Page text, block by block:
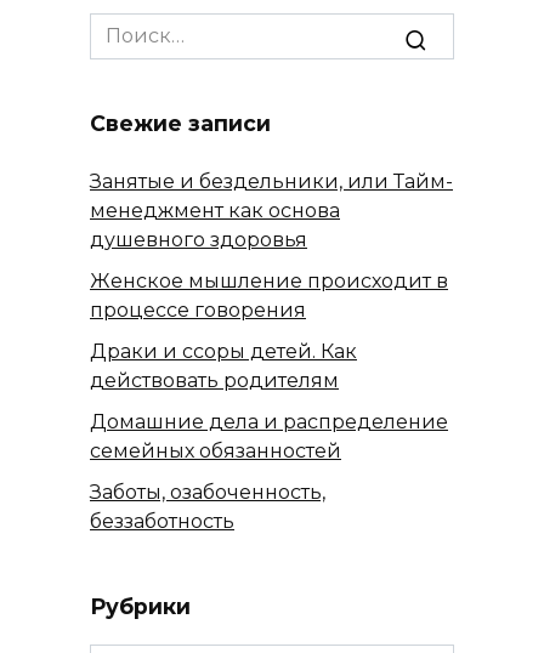
Search
for:
Свежие записи
Занятые и бездельники, или Тайм-
менеджмент как основа
душевного здоровья
Женское мышление происходит в
процессе говорения
Драки и ссоры детей. Как
действовать родителям
Домашние дела и распределение
семейных обязанностей
Заботы, озабоченность,
беззаботность
Рубрики